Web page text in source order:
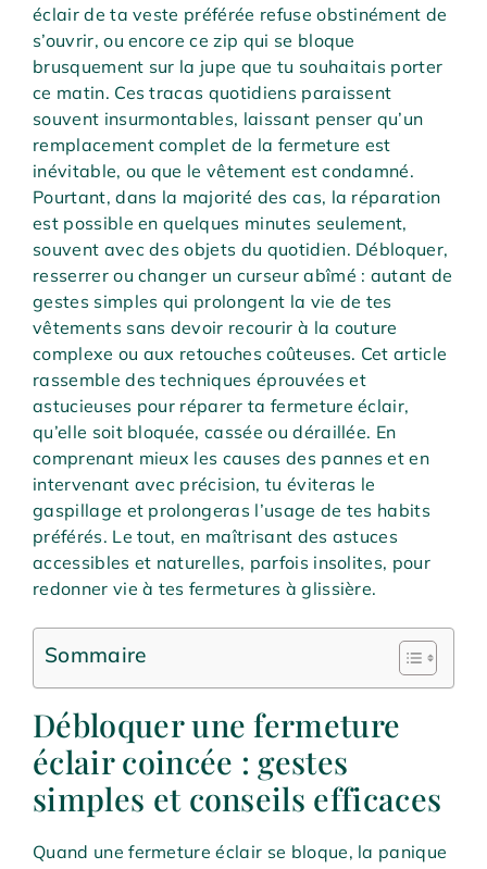
éclair de ta veste préférée refuse obstinément de
s’ouvrir, ou encore ce zip qui se bloque
brusquement sur la jupe que tu souhaitais porter
ce matin. Ces tracas quotidiens paraissent
souvent insurmontables, laissant penser qu’un
remplacement complet de la fermeture est
inévitable, ou que le vêtement est condamné.
Pourtant, dans la majorité des cas, la réparation
est possible en quelques minutes seulement,
souvent avec des objets du quotidien. Débloquer,
resserrer ou changer un curseur abîmé : autant de
gestes simples qui prolongent la vie de tes
vêtements sans devoir recourir à la couture
complexe ou aux retouches coûteuses. Cet article
rassemble des techniques éprouvées et
astucieuses pour réparer ta fermeture éclair,
qu’elle soit bloquée, cassée ou déraillée. En
comprenant mieux les causes des pannes et en
intervenant avec précision, tu éviteras le
gaspillage et prolongeras l’usage de tes habits
préférés. Le tout, en maîtrisant des astuces
accessibles et naturelles, parfois insolites, pour
redonner vie à tes fermetures à glissière.
Sommaire
Débloquer une fermeture
éclair coincée : gestes
simples et conseils efficaces
Quand une fermeture éclair se bloque, la panique